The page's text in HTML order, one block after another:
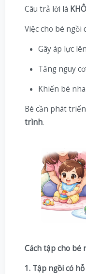
Câu trả lời là
Việc cho bé ngồi
Gây áp lực lên
Tăng nguy cơ
Khiến bé
Bé cần phát triển
trình.
Cách tập cho bé
1. Tập ngồi có